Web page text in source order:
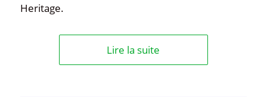
Heritage.
Lire la suite